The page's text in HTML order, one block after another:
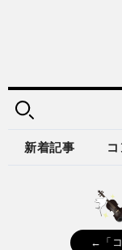
新着記事
←「